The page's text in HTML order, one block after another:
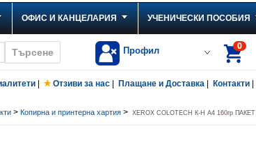
ОФИС И КАНЦЕЛАРИЯ УЧЕНИЧЕСКИ ПОСОБИЯ
Профил 0
Отзиви за нас Плащане и Доставка Контакти
> Копирна и принтерна хартия > XEROX COLOTECH К-Н А4 160гр ПАКЕТ